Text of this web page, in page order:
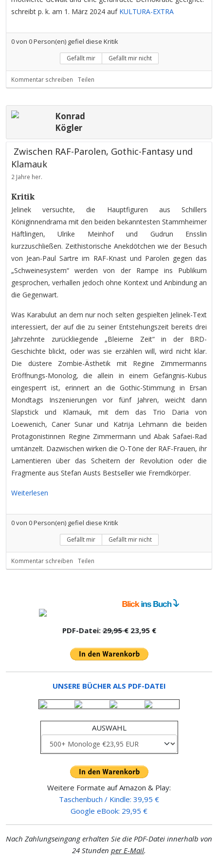
schreibt p. k. am 1. März 2024 auf KULTURA-EXTRA
0von 0Person(en) gefiel diese Kritik
Gefällt mir Gefällt mir nicht
Kommentar schreiben Teilen
Konrad
Kögler
Zwischen RAF-Parolen, Gothic-Fantasy und
Klamauk
2 Jahre her.
Kritik
Jelinek versuchte, die Hauptfiguren aus Schillers
Königinnendrama mit den beiden bekanntesten Stammheimer
Häftlingen, Ulrike Meinhof und Gudrun Ensslin
kurzzuschließen. Zeithistorische Anekdötchen wie der Besuch
von Jean-Paul Sartre im RAF-Knast und Parolen gegen das
„Schweinesystem“ werden von der Rampe ins Publikum
gesprochen, verhallen jedoch ohne Kontext und Anbindung an
die Gegenwart.
Was Karabulut an dem nur noch selten gespielten Jelinek-Text
interessiert, der auf die zu seiner Entstehungszeit bereits drei
Jahrzehnte zurückliegende „Bleierne Zeit“ in der BRD-
Geschichte blickt, oder was sie erzählen will, wird nicht klar.
Die düstere Zombie-Ästhetik mit Regine Zimmermanns
Eröffnungs-Monolog, die allein in einem Gefängnis-Kubus
eingesperrt ist, erinnert an die Gothic-Stimmung in Ersan
Mondtags Inszenierungen vor fünf Jahren, weicht dann
Slapstick und Klamauk, mit dem das Trio Daria von
Loewenich, Caner Sunar und Katrija Lehmann die beiden
Protagonistinnen Regine Zimmermann und Abak Safaei-Rad
umtänzelt. Dazwischen wirken die O-Töne der RAF-Frauen, ihr
Lamentieren über das Scheitern der Revolution oder die
Fragmente aus Stefan Austs Bestseller wie Fremdkörper.
Weiterlesen
0von 0Person(en) gefiel diese Kritik
Gefällt mir Gefällt mir nicht
Kommentar schreiben Teilen
PDF-Datei:29,95 €23,95 €
UNSERE BÜCHER ALS PDF-DATEI
AUSWAHL
Weitere Formate auf Amazon & Play:
Taschenbuch / Kindle: 39,95 €
Google eBook: 29,95 €
Nach Zahlungseingang erhalten Sie die PDF-Datei innerhalb von
24 Stunden per E-Mail.